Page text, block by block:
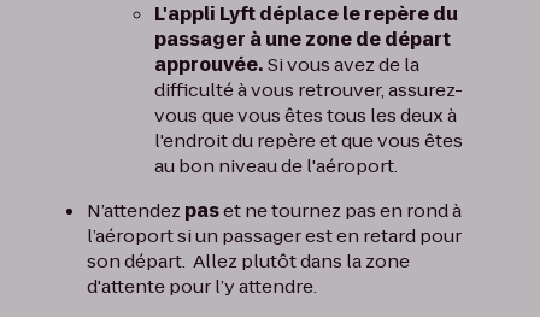
L'appli Lyft déplace le repère du
passager à une zone de départ
approuvée.Si vous avez de la
difficulté à vous retrouver, assurez-
vous que vous êtes tous les deux à
l'endroit du repère et que vous êtes
au bon niveau de l'aéroport.
N’attendez paset ne tournez pas en rond à
l’aéroport si un passager est en retard pour
son départ. Allez plutôt dans la zone
d'attente pour l’y attendre.